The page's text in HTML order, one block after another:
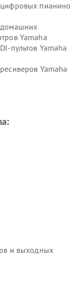
пианино
Yamaha
пультов Yamaha
Yamaha
и выходных